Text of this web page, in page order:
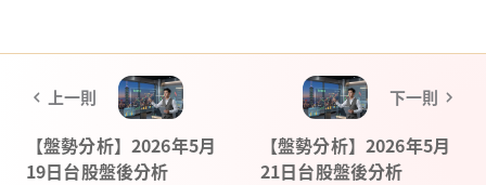
上一則
【盤勢分析】2026年5月
19日台股盤後分析
下一則
【盤勢分析】2026年5月
21日台股盤後分析